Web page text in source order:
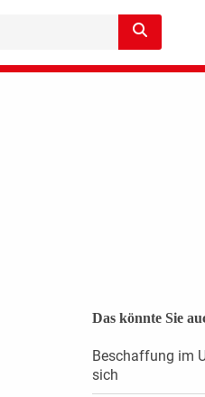
Das könnte Sie
Beschaffung im
sich